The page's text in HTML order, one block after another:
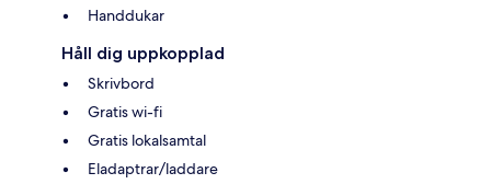
Handdukar
Håll dig uppkopplad
Skrivbord
Gratis wi-fi
Gratis lokalsamtal
Eladaptrar/laddare